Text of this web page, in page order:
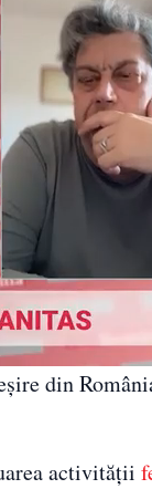
din
activității